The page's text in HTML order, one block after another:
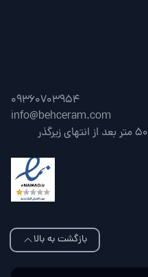
09360703954
info@behceram.com
فارس، شیراز، جاده شیراز سپیدان، 500 متر بعد از انتهای زیرگذر
بازگشت به بالا